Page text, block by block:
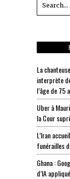
La
interprète
l’âge de 75
Uber à
la Cour
L’Iran
funérailles
Ghana :
d’IA